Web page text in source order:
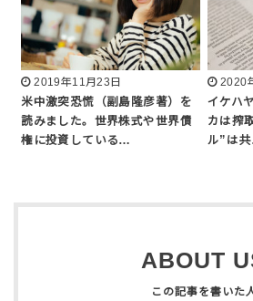
2019年11月23日
米中激突恐慌（副島隆彦著）を
読みました。世界株式や世界債
権に投資している…
2020
イケハ
カは搾
ル”は
ABOUT